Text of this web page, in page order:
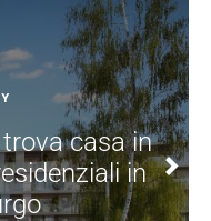
casa in
in